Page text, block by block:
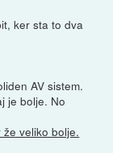
ker sta to dva
AV sistem.
je bolje. No
veliko bolje.